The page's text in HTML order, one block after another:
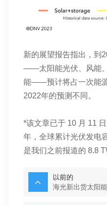
新的展望报告指出，到
——太阳能光伏、风能
能——预计将占一次能
2022年的预测不同。
*该文章已于 10 月 11
年，全球累计光伏发电
是我们之前报道的 8.8
以前的
海光新出货太阳